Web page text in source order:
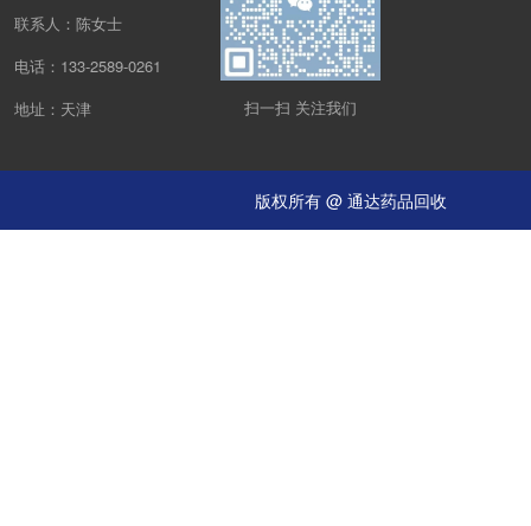
联系人：陈女士
电话：133-2589-0261
地址：天津
扫一扫 关注我们
版权所有 @ 通达药品回收